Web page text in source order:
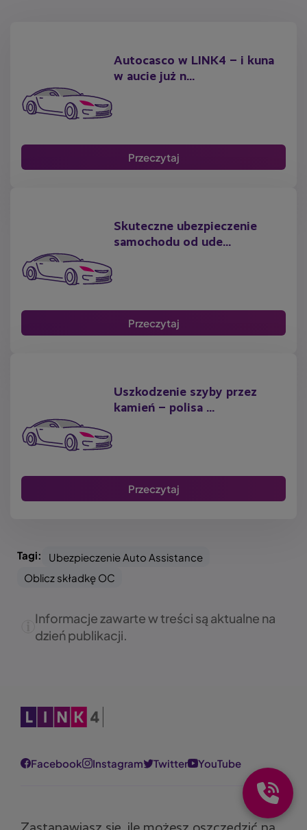
Autocasco w LINK4 – i kuna
w aucie już n...
Przeczytaj
Skuteczne ubezpieczenie
samochodu od ude...
Przeczytaj
Uszkodzenie szyby przez
kamień – polisa ...
Przeczytaj
Tagi:
Ubezpieczenie Auto Assistance
Oblicz składkę OC
Informacje zawarte w treści są aktualne na
dzień publikacji.
Obraz
Facebook Instagram Twitter YouTube